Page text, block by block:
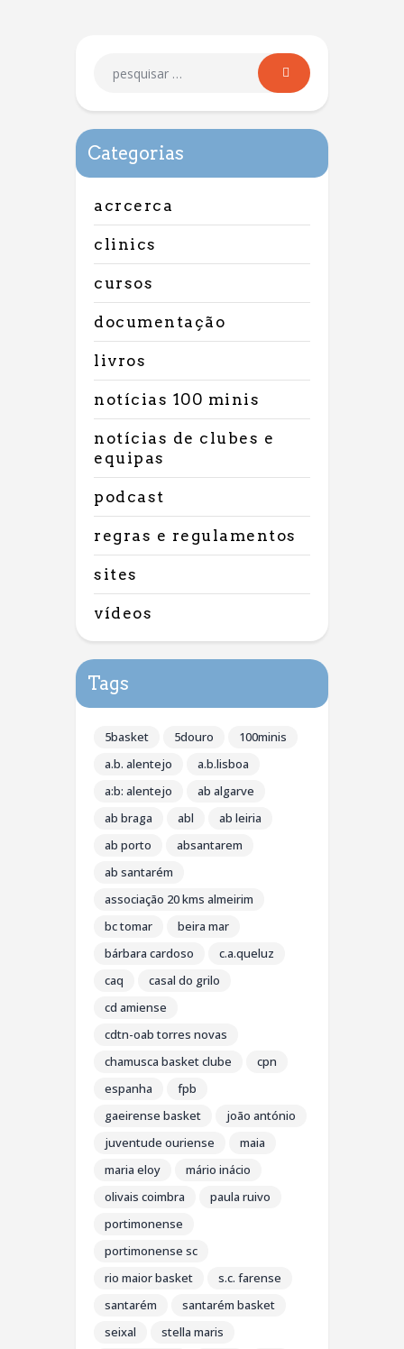
Categorias
acrcerca
clinics
cursos
documentação
livros
notícias 100 minis
notícias de clubes e
equipas
podcast
regras e regulamentos
sites
vídeos
Tags
5basket 5douro
100minis
a.b. alentejo
a.b.lisboa
a:b: alentejo
ab algarve
ab braga
abl
ab leiria
ab porto
absantarem
ab santarém
associação 20 kms almeirim
bc tomar
beira mar
bárbara cardoso
c.a.queluz
caq
casal do grilo
cd amiense
cdtn-oab torres novas
chamusca basket clube
cpn
espanha
fpb
gaeirense basket
joão antónio
juventude ouriense
maia
maria eloy
mário inácio
olivais coimbra
paula ruivo
portimonense
portimonense sc
rio maior basket
s.c. farense
santarém
santarém basket
seixal
stella maris